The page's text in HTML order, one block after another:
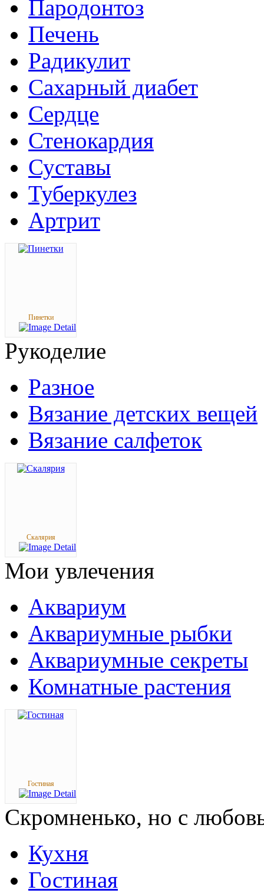
Пародонтоз
Печень
Радикулит
Сахарный диабет
Сердце
Стенокардия
Суставы
Туберкулез
Артрит
Пинетки
Рукоделие
Разное
Вязание детских вещей
Вязание салфеток
Скалярия
Мои увлечения
Аквариум
Аквариумные рыбки
Аквариумные секреты
Комнатные растения
Гостиная
Скромненько, но с
Кухня
Гостиная